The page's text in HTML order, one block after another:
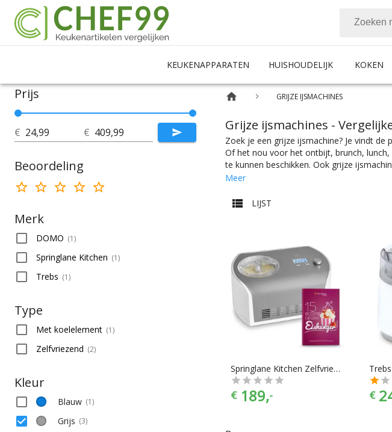
KEUKENAPPARATEN HUISHOUDELIJK KOKEN
Prijs
€ €
Beoordeling
Merk
DOMO (1)
Springlane Kitchen (1)
Trebs (1)
Type
Met koelelement (1)
Zelfvriezend (2)
Kleur
Blauw (1)
Grijs (3)
GRIJZE IJSMACHINES
Grijze ijsmachines -
Zoek je een grijze ijsmachine? Je vindt
Of het nou voor het ontbijt, brunch,
te kunnen beschikken. Ook grijze
Kies makkelijk het product met de juiste
prijscategorieën, voor ieder is er wel
Meer
LIJST
Springlane Kitchen Zelfvriezende IJsmachine Elli (1.2L, 135W) | Ingebouwd koelaggregaat | Roestvrij staal | Incl. Engels receptboek
€ 189,- €